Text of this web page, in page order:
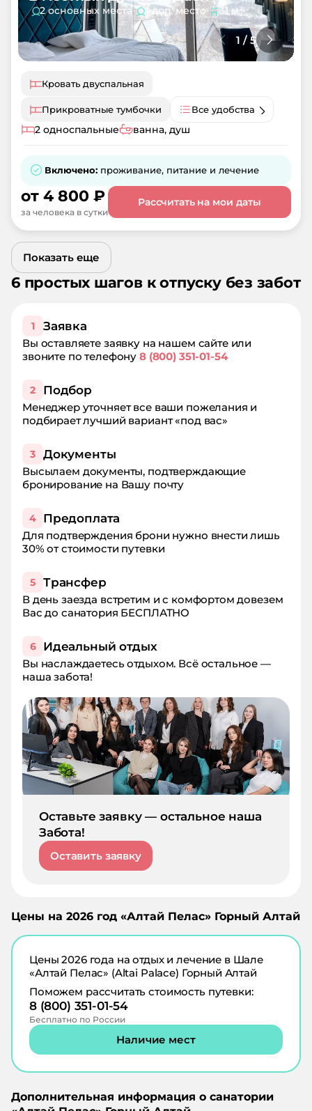
2 основных места• 1 доп. место• 31 м²
1 / 5
Кровать двуспальная
Прикроватные тумбочки
Все удобства
2 односпальные
ванна, душ
Включено: проживание, питание и лечение
от 4 800 ₽
за человека в сутки
Рассчитать на мои даты
Показать еще
6 простых шагов к отпуску без забот
1 Заявка
Вы оставляете заявку на нашем сайте или
звоните по телефону8 (800) 351-01-54
2 Подбор
Менеджер уточняет все ваши пожелания и
подбирает лучший вариант «под вас»
3 Документы
Высылаем документы, подтверждающие
бронирование на Вашу почту
4 Предоплата
Для подтверждения брони нужно внести лишь
30% от стоимости путевки
5 Трансфер
В день заезда встретим и с комфортом довезем
Вас до санатория БЕСПЛАТНО
6 Идеальный отдых
Вы наслаждаетесь отдыхом. Всё остальное —
наша забота!
Оставьте заявку — остальное наша
Забота!
Оставить заявку
Цены на 2026 год «Алтай Пелас» Горный Алтай
Цены2026года на отдых и лечение в Шале
«Алтай Пелас» (Altai Palace) Горный Алтай
Поможем рассчитать стоимость путевки:
8 (800) 351-01-54
Бесплатно по России
Наличие мест
Дополнительная информация о санатории